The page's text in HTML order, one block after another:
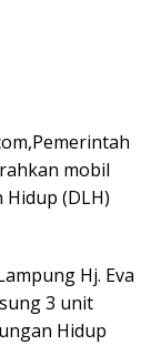
mobil
(DLH)
Hj. Eva
3 unit
Hidup